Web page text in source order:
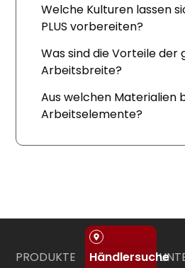
Welche Kulturen lassen
PLUS vorbereiten?
Was sind die Vorteile der
Arbeitsbreite?
Aus welchen Materialien
Arbeitselemente?
PRODUKTE
Händlersuche